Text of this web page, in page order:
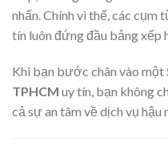
nhấn. Chính vì thế, các cụm
tín luôn đứng đầu bảng xếp
Khi bạn bước chân vào một
TPHCM uy tín, bạn không
cả sự an tâm về dịch vụ hậu